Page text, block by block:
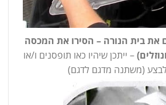
בית הנורה – הסירו את המכסה
– ייתכן שיהיו כאו תופסנים ו/או
(משתנה מדגם לדגם)